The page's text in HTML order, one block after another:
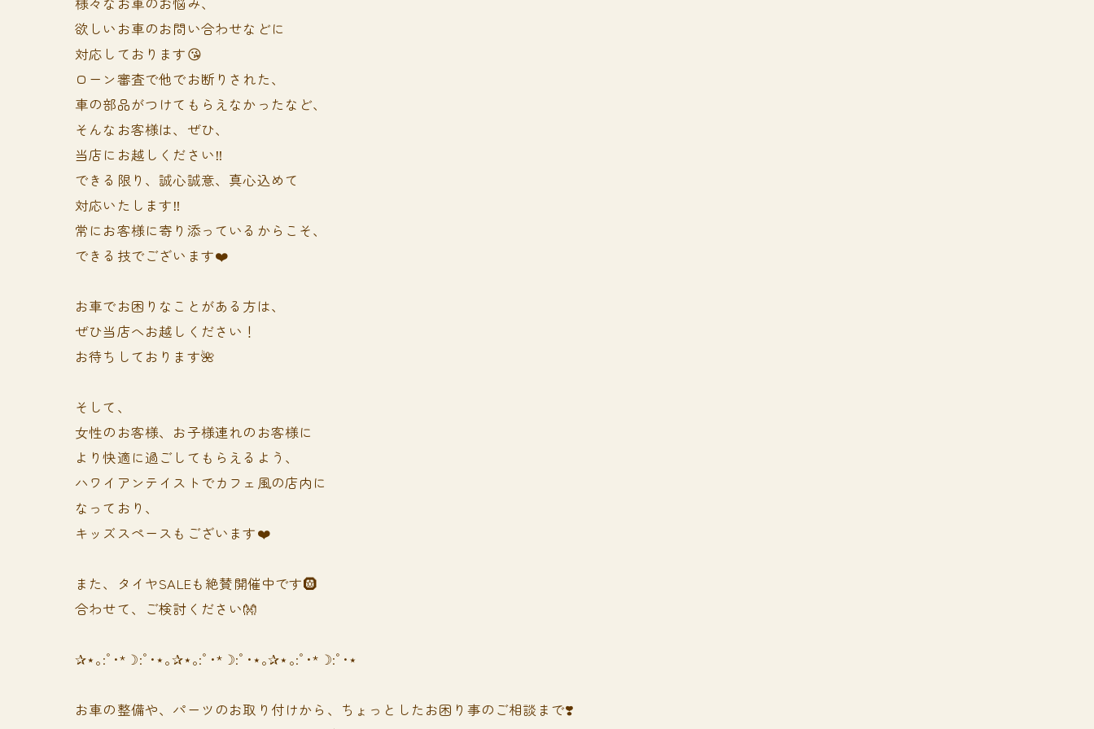
欲しいお車のお問い合わせなどに
対応しております😘
ローン審査で他でお断りされた、
車の部品がつけてもらえなかったなど、
そんなお客様は、ぜひ、
当店にお越しください‼️
できる限り、誠心誠意、真心込めて
対応いたします‼️
常にお客様に寄り添っているからこそ、
できる技でございます❤️
お車でお困りなことがある方は、
ぜひ当店へお越しください！
お待ちしております🌺
そして、
女性のお客様、お子様連れのお客様に
より快適に過ごしてもらえるよう、
ハワイアンテイストでカフェ風の店内に
なっており、
キッズスペースもございます❤️
また、タイヤSALEも絶賛開催中です🛞
合わせて、ご検討ください👐
✰⋆｡:ﾟ･*☽:ﾟ･⋆｡✰⋆｡:ﾟ･*☽:ﾟ･⋆｡✰⋆｡:ﾟ･*☽:ﾟ･⋆
お車の整備や、パーツのお取り付けから、ちょっとしたお困り事のご相談まで❣️